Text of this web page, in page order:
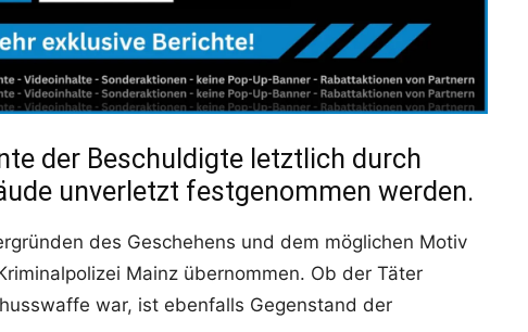
der Beschuldigte letztlich durch
unverletzt festgenommen werden.
des Geschehens und dem möglichen Motiv
Mainz übernommen. Ob der Täter
war, ist ebenfalls Gegenstand der